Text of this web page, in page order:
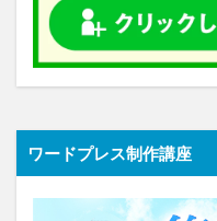
ワードプレス制作講座